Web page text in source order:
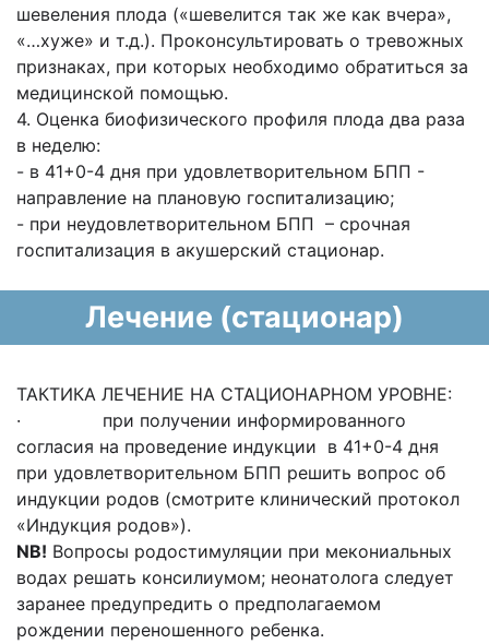
шевеления плода («шевелится так же как вчера»,
«…хуже» и т.д.). Проконсультировать о тревожных
признаках, при которых необходимо обратиться за
медицинской помощью.
4. Оценка биофизического профиля плода два раза
в неделю:
- в 41+0-4 дня при удовлетворительном БПП -
направление на плановую госпитализацию;
- при неудовлетворительном БПП – срочная
госпитализация в акушерский стационар.
Лечение (стационар)
ТАКТИКА ЛЕЧЕНИЕ НА СТАЦИОНАРНОМ УРОВНЕ:
· при получении информированного
согласия на проведение индукции в 41+0-4 дня
при удовлетворительном БПП решить вопрос об
индукции родов (смотрите клинический протокол
«Индукция родов»).
NB! Вопросы родостимуляции при мекониальных
водах решать консилиумом; неонатолога следует
заранее предупредить о предполагаемом
рождении переношенного ребенка.